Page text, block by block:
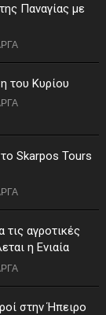
Παναγίας με
του Κυρίου
Skarpos Tours
τις αγροτικές
η Ενιαία
στην Ήπειρο